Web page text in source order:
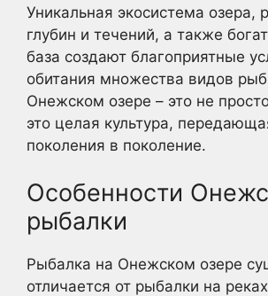
Уникальная экосистема озера,
глубин и течений, а также
база создают благоприятные
обитания множества видов
Онежском озере – это не
это целая культура,
поколения в поколение.
Особенности
рыбалки
Рыбалка на Онежском озере
отличается от рыбалки на